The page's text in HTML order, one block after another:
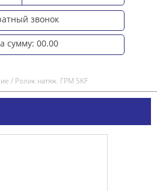
звонок
сумму: 00.00
/ Ролик натяж. ГРМ SKF